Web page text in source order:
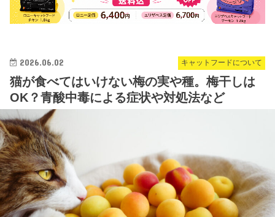
キャットフードについて
2026.06.02
猫が食べてはいけない梅の実や種。梅干しは
OK？青酸中毒による症状や対処法など